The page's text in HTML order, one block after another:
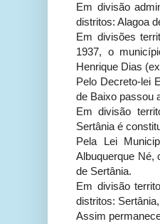
Em divisão
distritos: Alagoa
Em divisões
1937, o
Henrique Dias
Pelo Decreto-lei
de Baixo passou
Em divisão
Sertânia é
Pela Lei
Albuquerque Né,
de Sertânia.
Em divisão
distritos:
Assim